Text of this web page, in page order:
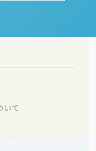
いて